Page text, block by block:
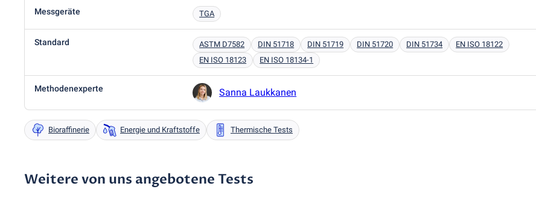
Messgeräte TGA
Standard ASTM D7582 DIN 51718 DIN 51719 DIN 51720 DIN 51734
EN ISO 18122
EN ISO 18123
EN ISO 18134-1
Methodenexperte Sanna Laukkanen
Bioraffinerie Energie und Kraftstoffe Thermische Tests
Weitere von uns angebotene Tests